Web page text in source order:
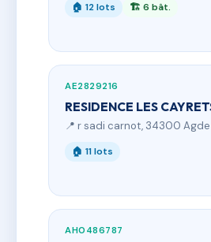
🏠 12 lots 🏗 6 bât.
AE2829216
RESIDENCE LES
📍 r sadi carnot, 34300 Agde
🏠 11 lots
AH0486787